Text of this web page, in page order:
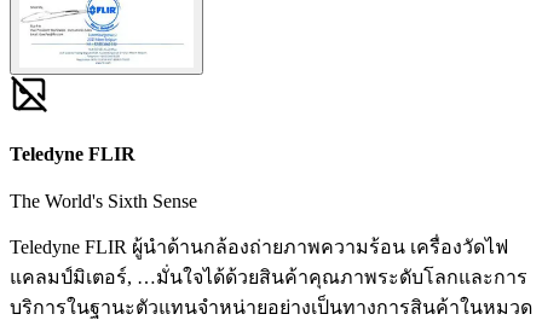
Teledyne FLIR
The World's Sixth Sense
Teledyne FLIR ผู้นำด้านกล้องถ่ายภาพความร้อน เครื่องวัดไฟ
แคลมป์มิเตอร์, …มั่นใจได้ด้วยสินค้าคุณภาพระดับโลกและการ
บริการในฐานะตัวแทนจำหน่ายอย่างเป็นทางการสินค้าในหมวด